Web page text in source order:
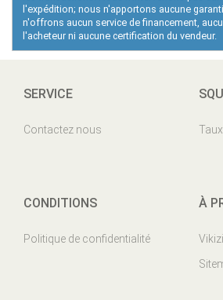
l'expédition; nous n'apportons aucune
n'offrons aucun service de financement,
l'acheteur ni aucune certification du vendeur.
SERVICE
Contactez nous
CONDITIONS
Politique de confidentialité
À